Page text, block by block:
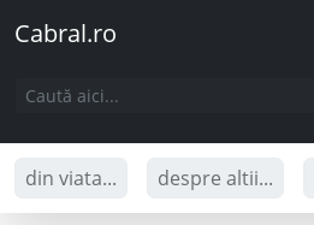
Cabral.ro
din viata... despre altii...